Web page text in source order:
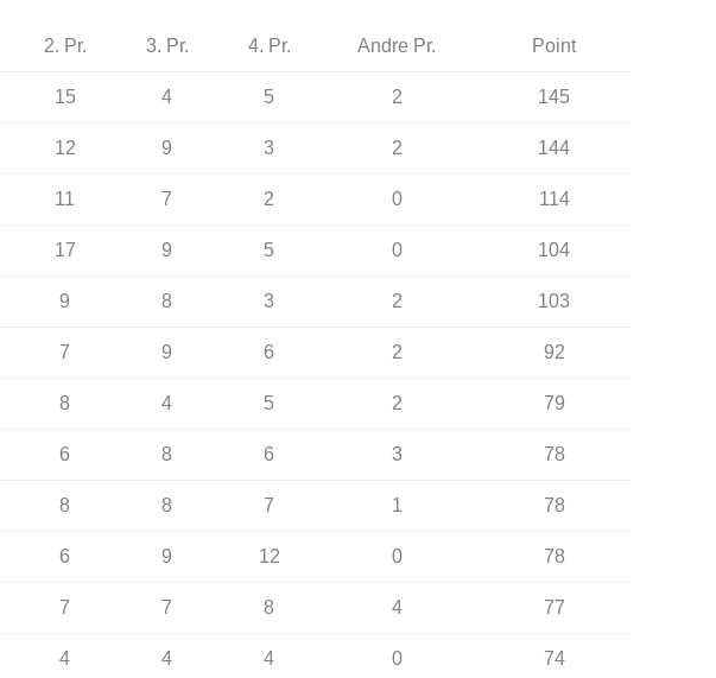
2. Pr. 3. Pr. 4. Pr. Andre Pr. Point
15 4 5 2 145
12 9 3 2 144
11 7 2 0 114
17 9 5 0 104
9 8 3 2 103
7 9 6 2 92
8 4 5 2 79
6 8 6 3 78
8 8 7 1 78
6 9 12 0 78
7 7 8 4 77
4 4 4 0 74